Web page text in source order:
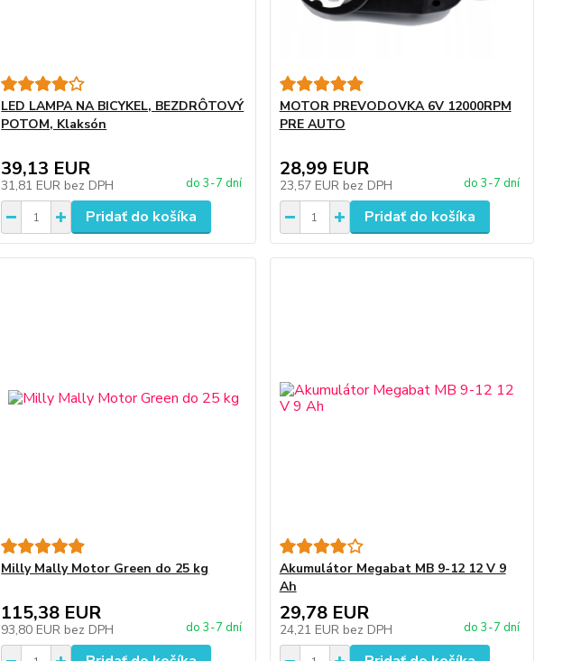
LED LAMPA NA BICYKEL, BEZDRÔTOVÝ
POTOM, Klaksón
39,13 EUR
31,81 EUR bez DPH do 3-7 dní
Pridať do košíka
MOTOR PREVODOVKA 6V 12000RPM
PRE AUTO
28,99 EUR
23,57 EUR bez DPH do 3-7 dní
Pridať do košíka
Milly Mally Motor Green do 25 kg
115,38 EUR
93,80 EUR bez DPH do 3-7 dní
Akumulátor Megabat MB 9-12 12 V 9
Ah
29,78 EUR
24,21 EUR bez DPH do 3-7 dní